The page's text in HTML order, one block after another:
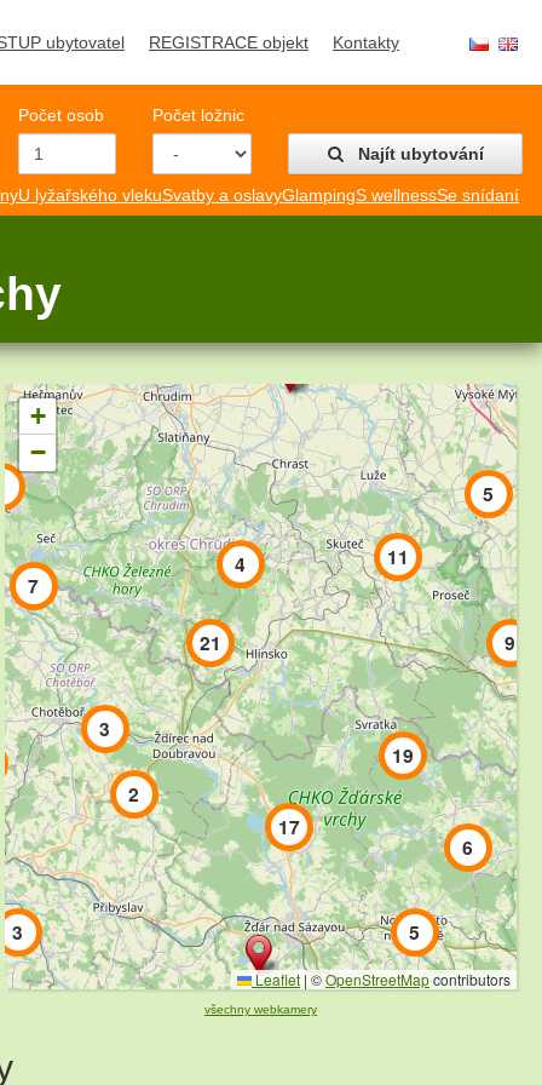
ubytovatel REGISTRACE objekt Kontakty
Počet osob
Počet ložnic
Najít ubytování
U lyžařského vlekuSvatby a oslavyGlampingS wellnessSe snídaní
3
5
2
6
19
17
4
21
11
9
5
3
4
7
+
−
Leaflet | ©OpenStreetMapcontributors
všechny webkamery